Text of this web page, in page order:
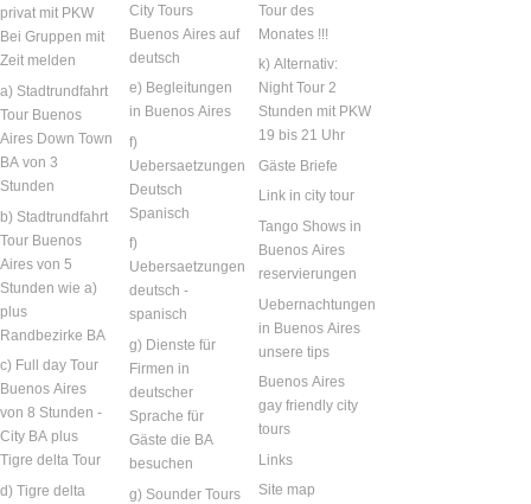
privat mit PKW
Bei Gruppen mit
Zeit melden
a) Stadtrundfahrt
Tour Buenos
Aires Down Town
BA von 3
Stunden
b) Stadtrundfahrt
Tour Buenos
Aires von 5
Stunden wie a)
plus
Randbezirke BA
c) Full day Tour
Buenos Aires
von 8 Stunden -
City BA plus
Tigre delta Tour
d) Tigre delta
City Tours
Buenos Aires auf
deutsch
e) Begleitungen
in Buenos Aires
f)
Uebersaetzungen
Deutsch
Spanisch
f)
Uebersaetzungen
deutsch -
spanisch
g) Dienste für
Firmen in
deutscher
Sprache für
Gäste die BA
besuchen
g) Sounder Tours
Tour des
Monates !!!
k) Alternativ:
Night Tour 2
Stunden mit PKW
19 bis 21 Uhr
Gäste Briefe
Link in city tour
Tango Shows in
Buenos Aires
reservierungen
Uebernachtungen
in Buenos Aires
unsere tips
Buenos Aires
gay friendly city
tours
Links
Site map